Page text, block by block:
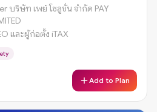
บริษัท เพย์ โซลูชั่น จำกัด PAY
และผู้ก่อตั้ง iTAX
Add to Plan